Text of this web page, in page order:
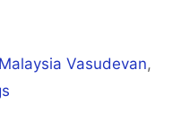
Malaysia Vasudevan,